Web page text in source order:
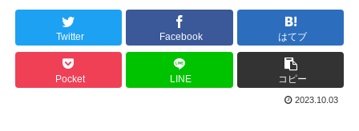
Twitter Facebook はてブ
Pocket LINE コピー
2023.10.03